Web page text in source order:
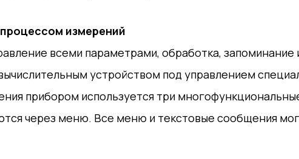
измерений
всеми параметрами, обработка,
устройством под управлением
прибором используется три
через меню. Все меню и текстовые сообщения